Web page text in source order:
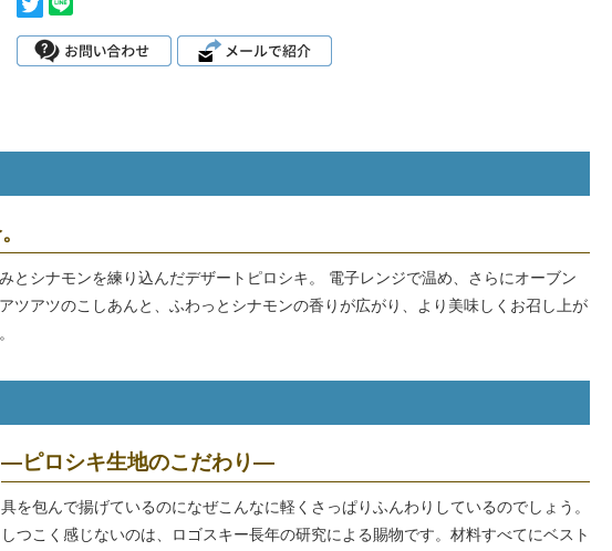
シナモンを練り込んだデザートピロシキ。 電子レンジで温め、さらにオーブン
ツアツのこしあんと、ふわっとシナモンの香りが広がり、より美味しくお召し上が
―ピロシキ生地のこだわり―
具を包んで揚げているのになぜこんなに軽くさっぱりふんわりしているのでしょう。
しつこく感じないのは、ロゴスキー長年の研究による賜物です。材料すべてにベスト